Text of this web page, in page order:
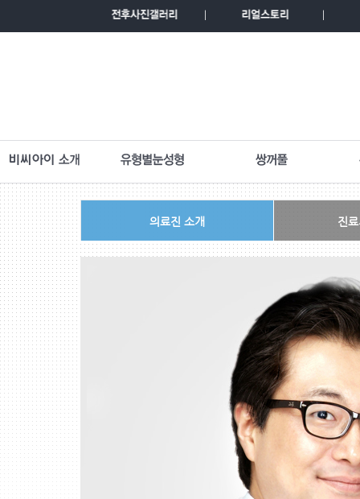
의료진 소개 진